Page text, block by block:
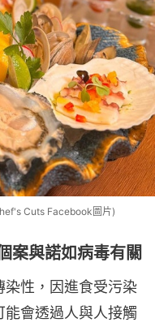
Cuts Facebook圖片)
案與諾如病毒有關
性，因進食受污染
會透過人與人接觸